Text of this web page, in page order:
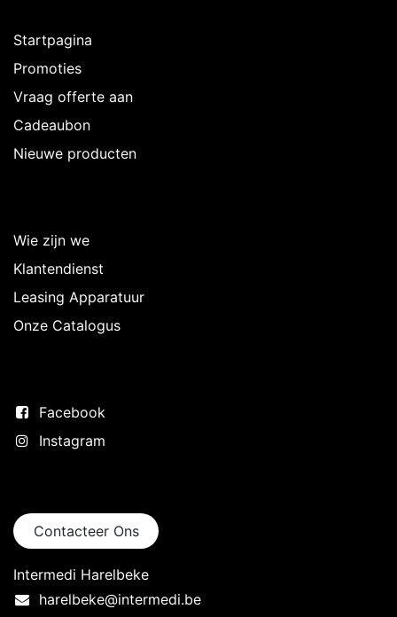
Startpagina
Promoties
Vraag offerte aan
Cadeaubon
Nieuwe producten
Wie zijn we
Klantendienst
Leasing Apparatuur
Onze Catalogus
Facebook
Instagram
Contacteer Ons
Intermedi Harelbeke
harelbeke@intermedi.be